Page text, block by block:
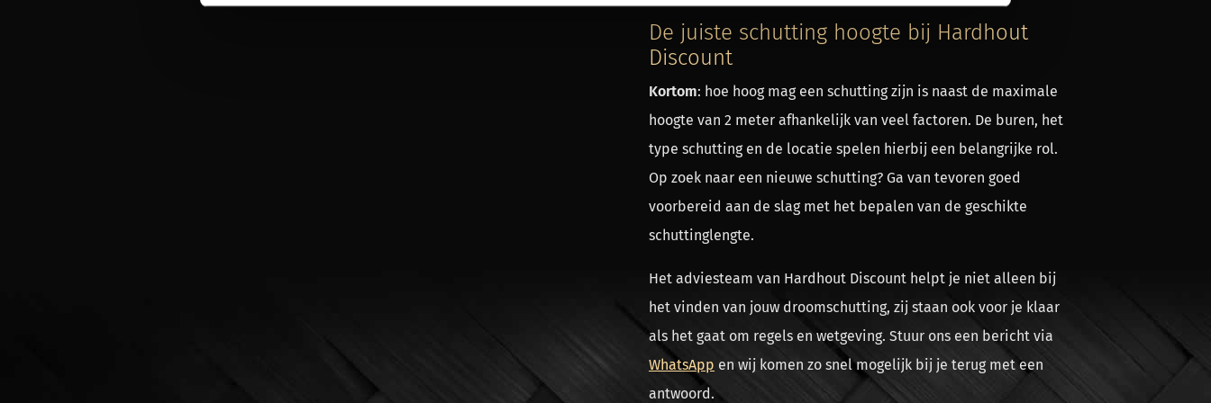
De juiste schutting hoogte bij Hardhout
Discount
Kortom: hoe hoog mag een schutting zijn is naast de maximale
hoogte van 2 meter afhankelijk van veel factoren. De buren, het
type schutting en de locatie spelen hierbij een belangrijke rol.
Op zoek naar een nieuwe schutting? Ga van tevoren goed
voorbereid aan de slag met het bepalen van de geschikte
schuttinglengte.
Het adviesteam van Hardhout Discount helpt je niet alleen bij
het vinden van jouw droomschutting, zij staan ook voor je klaar
als het gaat om regels en wetgeving. Stuur ons een bericht via
WhatsApp en wij komen zo snel mogelijk bij je terug met een
antwoord.